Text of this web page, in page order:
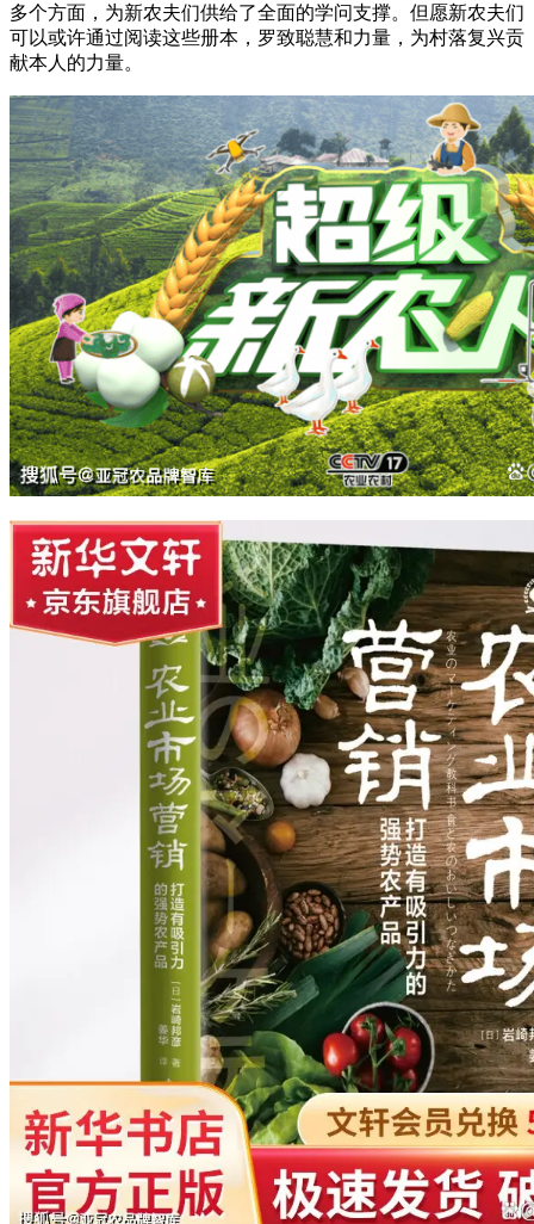
多个方面，为新农夫们供给了全面的学问支撑。但愿新农夫们
可以或许通过阅读这些册本，罗致聪慧和力量，为村落复兴贡
献本人的力量。